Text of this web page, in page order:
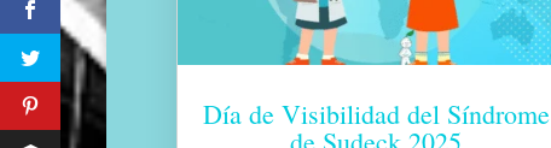
Día de Visibilidad del Síndrome